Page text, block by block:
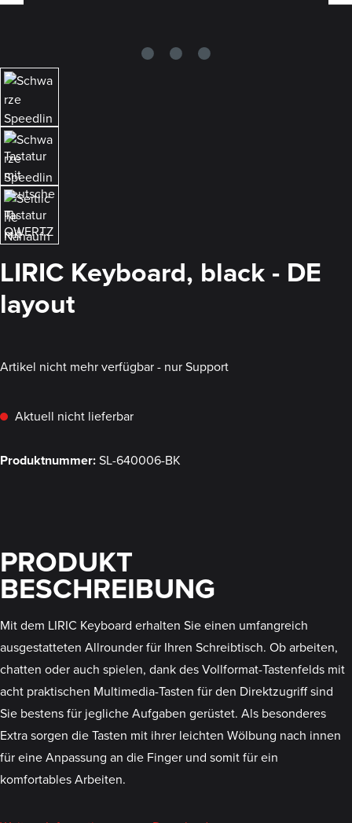
LIRIC Keyboard, black - DE
layout
Artikel nicht mehr verfügbar - nur Support
Aktuell nicht lieferbar
Produktnummer:SL-640006-BK
PRODUKT
BESCHREIBUNG
Mit dem LIRIC Keyboard erhalten Sie einen umfangreich
ausgestatteten Allrounder für Ihren Schreibtisch. Ob arbeiten,
chatten oder auch spielen, dank des Vollformat-Tastenfelds mit
acht praktischen Multimedia-Tasten für den Direktzugriff sind
Sie bestens für jegliche Aufgaben gerüstet. Als besonderes
Extra sorgen die Tasten mit ihrer leichten Wölbung nach innen
für eine Anpassung an die Finger und somit für ein
komfortables Arbeiten.